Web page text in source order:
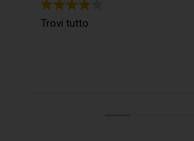
Trovi tutto